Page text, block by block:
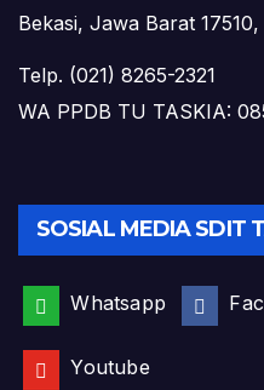
Bekasi, Jawa Barat
Telp. (021) 8265-2321
WA PPDB TU TASKIA:
SOSIAL MEDIA SDIT
Whatsapp
Youtube